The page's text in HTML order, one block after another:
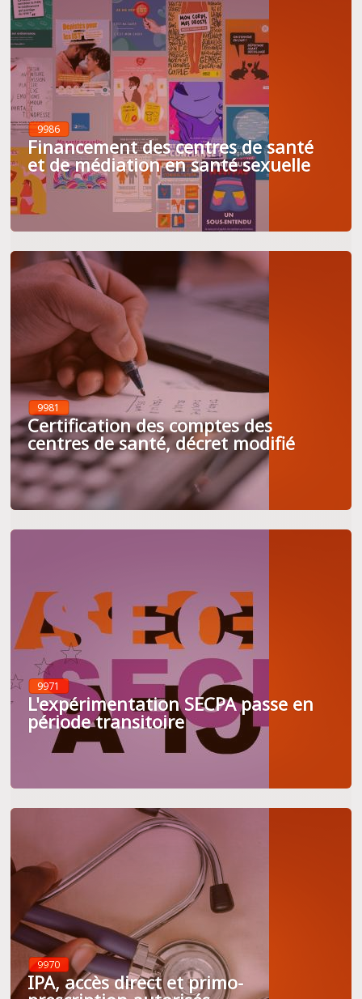
9986
Financement des centres de santé
et de médiation en santé sexuelle
9981
Certification des comptes des
centres de santé, décret modifié
9971
L'expérimentation SECPA passe en
période transitoire
9970
IPA, accès direct et primo-